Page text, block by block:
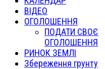
ВІДЕО
ОГОЛОШЕННЯ
ПОДАТИ СВОЄ
ОГОЛОШЕННЯ
РИНОК ЗЕМЛІ
Збереження грунту